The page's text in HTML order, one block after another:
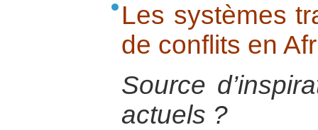
Les systèmes
de conflits en
Source
actuels ?